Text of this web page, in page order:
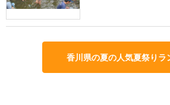
香川県の夏の人気夏祭りラ